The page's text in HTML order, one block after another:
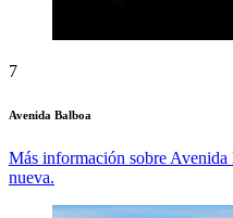
7
Avenida Balboa
Más información sobre Avenida
nueva.